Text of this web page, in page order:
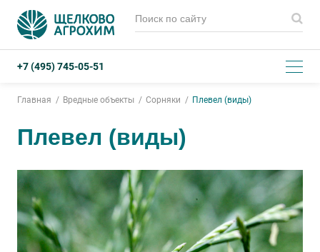
+7 (495) 745-05-51
Главная Вредные объекты Сорняки Плевел (виды)
Плевел (виды)